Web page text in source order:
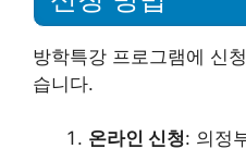
방학특강 프로그램에 신
습니다.
온라인 신청: 의정